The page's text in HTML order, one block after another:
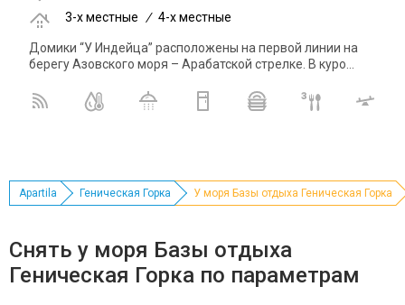
3-x местные / 4-x местные
Домики “У Индейца” расположены на первой линии на
берегу Азовского моря – Арабатской стрелке. В куро...
Apartila Геническая Горка У моря Базы отдыха Геническая Горка
Снять у моря Базы отдыха
Геническая Горка по параметрам